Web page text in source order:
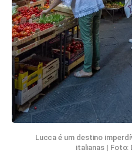
Lucca é um destino
italianas |